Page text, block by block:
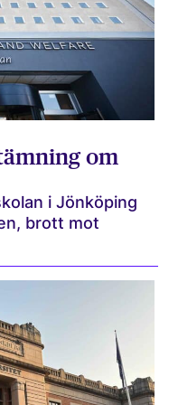
om
i Jönköping
brott mot